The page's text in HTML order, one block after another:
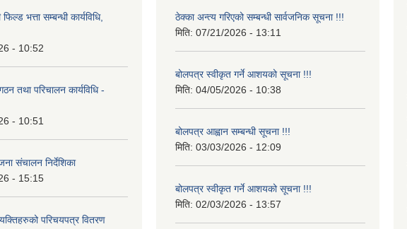
भत्ता सम्बन्धी कार्यविधि,
- 10:52
तथा परिचालन कार्यविधि -
- 10:51
संचालन निर्देशिका
- 15:15
परिचयपत्र वितरण
ठेक्का अन्त्य गरिएको सम्बन्धी सार्वजनिक सूचना !!!
मिति: 07/21/2026 - 13:11
बोलपत्र स्वीकृत गर्ने आशयको सूचना !!!
मिति: 04/05/2026 - 10:38
बोलपत्र आह्वान सम्बन्धी सूचना !!!
मिति: 03/03/2026 - 12:09
बोलपत्र स्वीकृत गर्ने आशयको सूचना !!!
मिति: 02/03/2026 - 13:57